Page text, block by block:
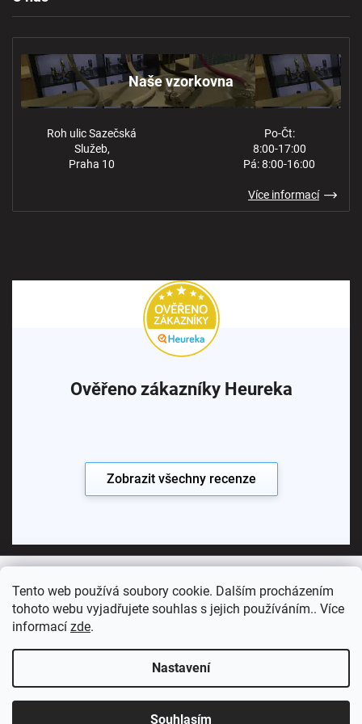
Tento web používá soubory cookie. Dalším procházením
tohoto webu vyjadřujete souhlas s jejich používáním.. Více
informací zde.
Nastavení
Souhlasím
Ochrana osobních údajů
Naše vzorkovna
Roh ulic Sazečská
Služeb,
Praha 10
Po-Čt:
8:00-17:00
Pá: 8:00-16:00
Více informací
Ověřeno zákazníky Heureka
Zobrazit všechny recenze
Copyright 2026Koupelny SEN. Všechna práva vyhrazena.